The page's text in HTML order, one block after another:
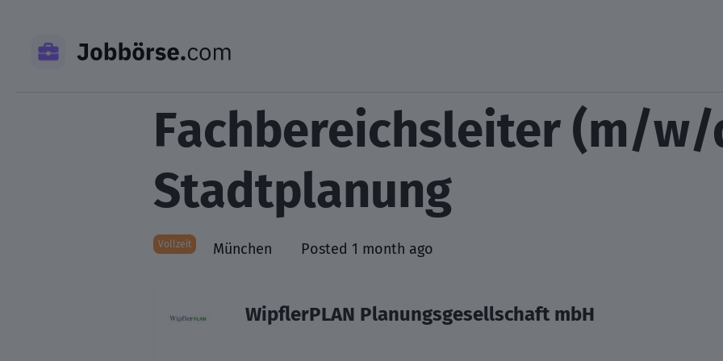
Fachbereichsleiter (m/
Stadtplanung
Vollzeit München Posted 1 month ago
WipflerPLAN Planungsgesellschaft mbH